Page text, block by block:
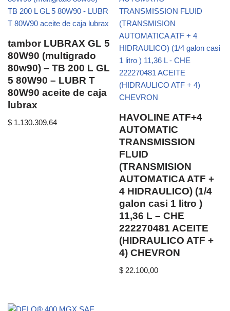
tambor LUBRAX GL 5
80W90 (multigrado
80w90) – TB 200 L GL
5 80W90 – LUBR T
80W90 aceite de caja
lubrax
$ 1.130.309,64
HAVOLINE ATF+4
AUTOMATIC
TRANSMISSION
FLUID
(TRANSMISION
AUTOMATICA ATF +
4 HIDRAULICO) (1/4
galon casi 1 litro )
11,36 L – CHE
222270481 ACEITE
(HIDRAULICO ATF +
4) CHEVRON
$ 22.100,00